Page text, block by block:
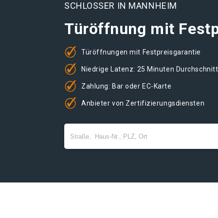
SCHLOSSER IN MANNHEIM
Türöffnung mit
Türöffnungen mit Festpreisgarantie
Niedrige Latenz: 25 Minuten Durchschnitt
Zahlung: Bar oder EC-Karte
Anbieter von Zertifizierungsdiensten